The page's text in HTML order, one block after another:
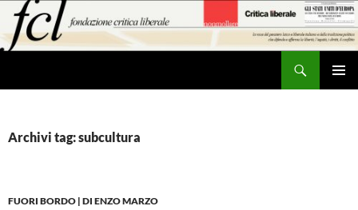
contenuto
Archivi tag: subcultura
FUORI BORDO | DI ENZO MARZO